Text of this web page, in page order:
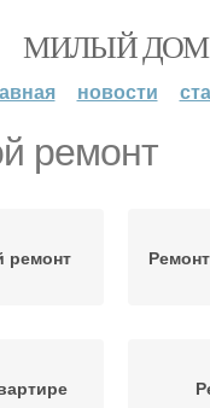
МИЛЫЙ ДОМ
новости
ремонт
ремонт